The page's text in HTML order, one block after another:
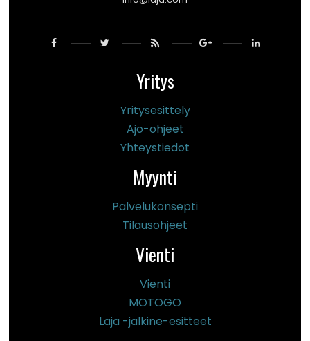
Yritys
Yritysesittely
Ajo-ohjeet
Yhteystiedot
Myynti
Palvelukonsepti
Tilausohjeet
Vienti
Vienti
MOTOGO
Laja -jalkine-esitteet